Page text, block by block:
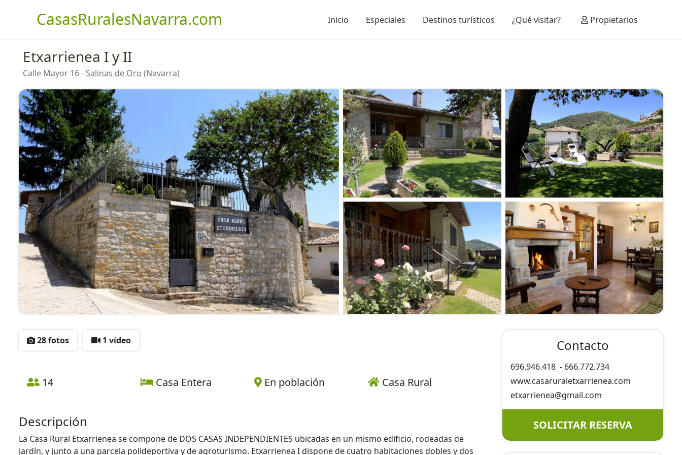
CasasRuralesNavarra.com Inicio Especiales Destinos turísticos ¿Qué visitar? Propietarios
Etxarrienea I y II
Calle Mayor 16 - Salinas de Oro (Navarra)
28 fotos 1 vídeo
14 Casa Entera En población Casa Rural
Descripción
La Casa Rural Etxarrienea se compone de DOS CASAS INDEPENDIENTES ubicadas en un mismo edificio, rodeadas de
jardín, y junto a una parcela polideportiva y de agroturismo. Etxarrienea I dispone de cuatro habitaciones dobles y dos
Contacto
696.946.418 - 666.772.734
www.casaruraletxarrienea.com
etxarrienea@gmail.com
SOLICITAR RESERVA